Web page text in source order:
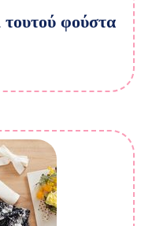
φούστα